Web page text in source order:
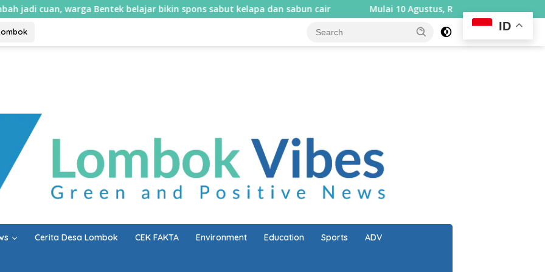
warga Bentek belajar bikin spons sabut kelapa dan sabun cair Mulai 10 Agustus, Rembiga berlakukan sistem satu
Cerita Desa Lombok CEK FAKTA Environment Education Sports ADV
ID